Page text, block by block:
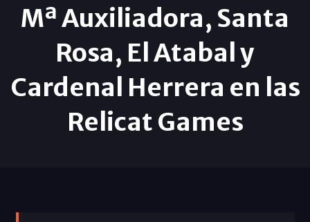
Mª Auxiliadora, Santa
Rosa, El Atabal y
Cardenal Herrera en las
Relicat Games